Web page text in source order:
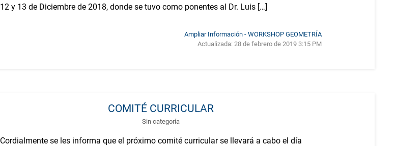
12 y 13 de Diciembre de 2018, donde se tuvo como ponentes al Dr. Luis […]
Ampliar Información - WORKSHOP GEOMETRÍA
Actualizada:28 de febrero de 2019 3:15 PM
COMITÉ CURRICULAR
Sin categoría
Cordialmente se les informa que el próximo comité curricular se llevará a cabo el día